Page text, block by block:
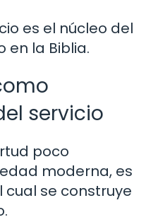
es el núcleo del
en la Biblia.
servicio
poco
moderna, es
cual se construye